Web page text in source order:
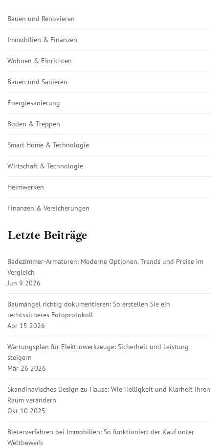
Bauen und Renovieren
Immobilien & Finanzen
Wohnen & Einrichten
Bauen und Sanieren
Energiesanierung
Boden & Treppen
Smart Home & Technologie
Wirtschaft & Technologie
Heimwerken
Finanzen & Versicherungen
Letzte Beiträge
Badezimmer-Armaturen: Moderne Optionen, Trends und Preise im
Vergleich
Jun 9 2026
Baumängel richtig dokumentieren: So erstellen Sie ein
rechtssicheres Fotoprotokoll
Apr 15 2026
Wartungsplan für Elektrowerkzeuge: Sicherheit und Leistung
steigern
Mär 26 2026
Skandinavisches Design zu Hause: Wie Helligkeit und Klarheit Ihren
Raum verändern
Okt 10 2025
Bieterverfahren bei Immobilien: So funktioniert der Kauf unter
Wettbewerb